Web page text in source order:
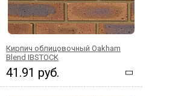
Кирпич облицовочный Oakham
Blend IBSTOCK
41.91 руб.